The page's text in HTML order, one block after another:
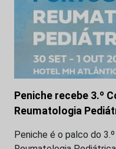
Peniche recebe 3.º
Reumatologia
Peniche é o palco do